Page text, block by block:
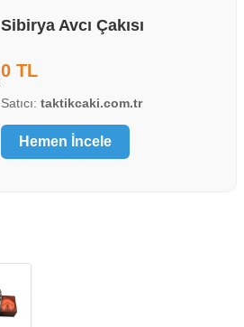
Sibirya Avcı Çakısı
0 TL
Satıcı: taktikcaki.com.tr
Hemen İncele